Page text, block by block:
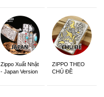
Zippo Xuất Nhật
- Japan Version
ZIPPO THEO
CHỦ ĐỀ